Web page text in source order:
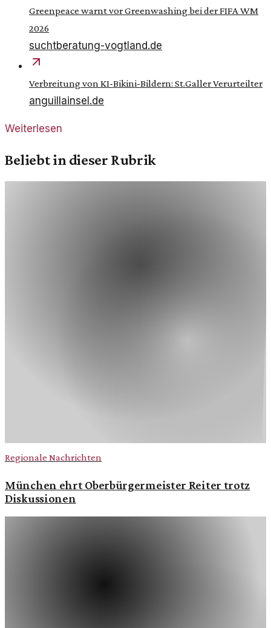
Greenpeace warnt vor Greenwashing bei der FIFA WM
2026
suchtberatung-vogtland.de
Verbreitung von KI-Bikini-Bildern: St.Galler Verurteilter
anguillainsel.de
Weiterlesen
Beliebt in dieser Rubrik
Regionale Nachrichten
München ehrt Oberbürgermeister Reiter trotz
Diskussionen